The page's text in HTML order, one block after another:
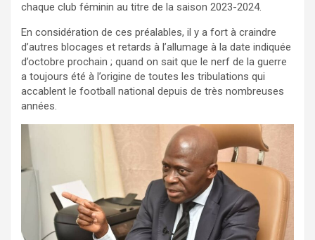
chaque club féminin au titre de la saison 2023-2024.
En considération de ces préalables, il y a fort à craindre
d’autres blocages et retards à l’allumage à la date indiquée
d’octobre prochain ; quand on sait que le nerf de la guerre
a toujours été à l’origine de toutes les tribulations qui
accablent le football national depuis de très nombreuses
années.